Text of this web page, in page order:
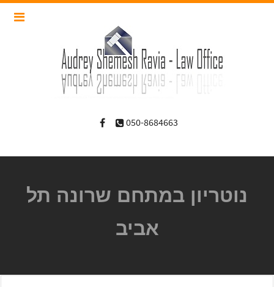
050-8684663
נוטריון במתחם שרונה תל
אביב